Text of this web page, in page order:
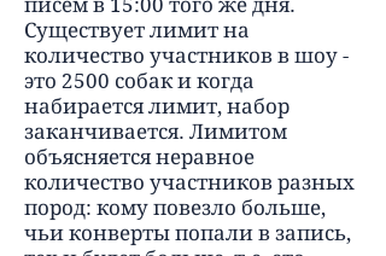
писем в 15:00 того же дня.
Существует лимит на
количество участников в шоу -
это 2500 собак и когда
набирается лимит, набор
заканчивается. Лимитом
объясняется неравное
количество участников разных
пород: кому повезло больше,
чьи конверты попали в запись,